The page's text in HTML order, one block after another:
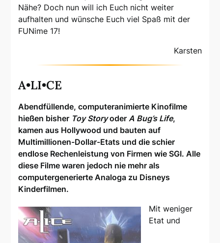
Nähe? Doch nun will ich Euch nicht weiter
aufhalten und wünsche Euch viel Spaß mit der
FUNime 17!
Karsten
A•LI•CE
Abendfüllende, computeranimierte Kinofilme
hießen bisher Toy StoryoderA Bug’s Life,
kamen aus Hollywood und bauten auf
Multimillionen-Dollar-Etats und die schier
endlose Rechenleistung von Firmen wie SGI. Alle
diese Filme waren jedoch nie mehr als
computergenerierte Analoga zu Disneys
Kinderfilmen.
Mit weniger
Etat und